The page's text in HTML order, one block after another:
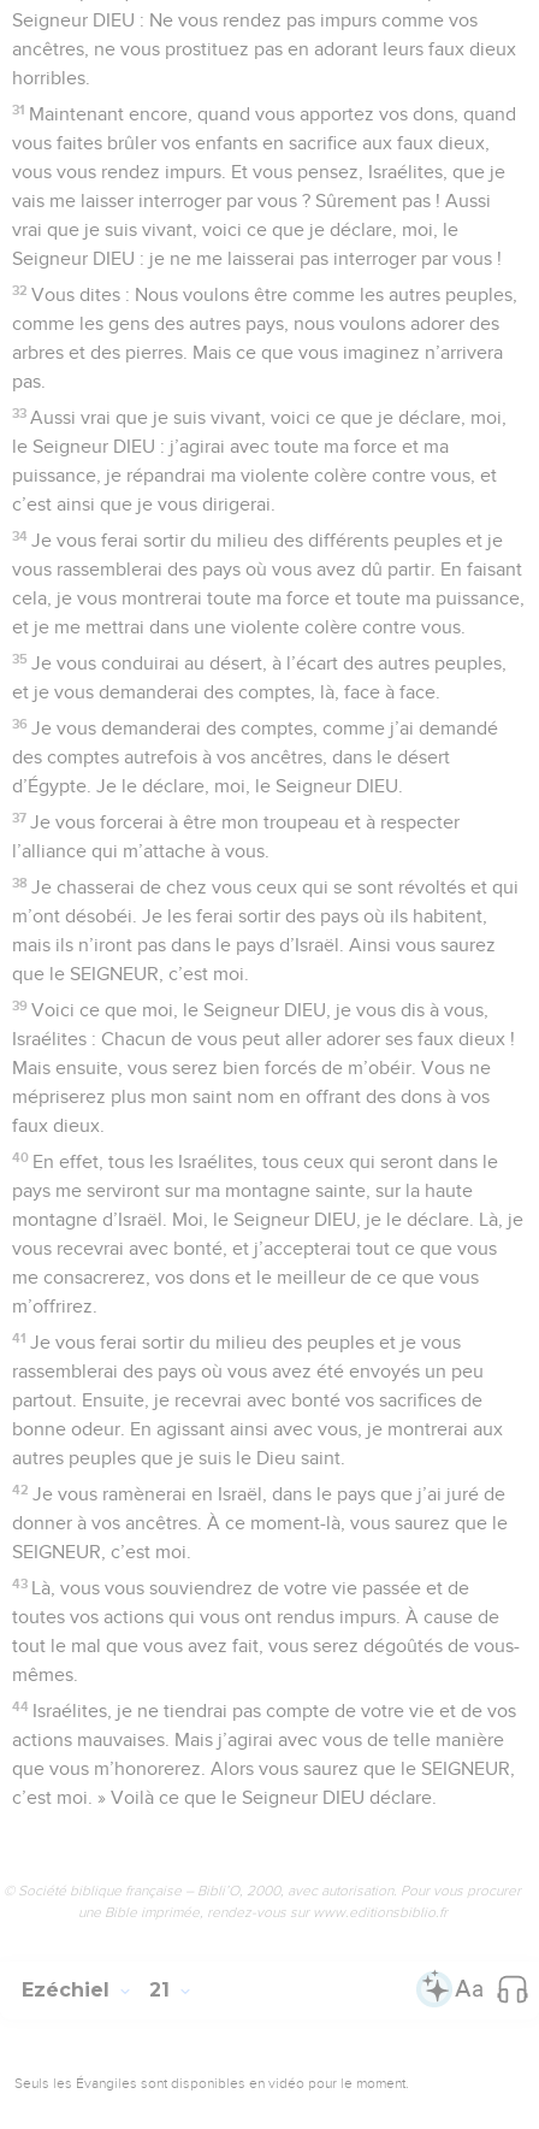
Seigneur DIEU : Ne vous rendez pas impurs comme vos
ancêtres, ne vous prostituez pas en adorant leurs faux dieux
horribles.
31 Maintenant encore, quand vous apportez vos dons, quand
vous faites brûler vos enfants en sacrifice aux faux dieux,
vous vous rendez impurs. Et vous pensez, Israélites, que je
vais me laisser interroger par vous ? Sûrement pas ! Aussi
vrai que je suis vivant, voici ce que je déclare, moi, le
Seigneur DIEU : je ne me laisserai pas interroger par vous !
32 Vous dites : Nous voulons être comme les autres peuples,
comme les gens des autres pays, nous voulons adorer des
arbres et des pierres. Mais ce que vous imaginez n’arrivera
pas.
33 Aussi vrai que je suis vivant, voici ce que je déclare, moi,
le Seigneur DIEU : j’agirai avec toute ma force et ma
puissance, je répandrai ma violente colère contre vous, et
c’est ainsi que je vous dirigerai.
34 Je vous ferai sortir du milieu des différents peuples et je
vous rassemblerai des pays où vous avez dû partir. En faisant
cela, je vous montrerai toute ma force et toute ma puissance,
et je me mettrai dans une violente colère contre vous.
35 Je vous conduirai au désert, à l’écart des autres peuples,
et je vous demanderai des comptes, là, face à face.
36 Je vous demanderai des comptes, comme j’ai demandé
des comptes autrefois à vos ancêtres, dans le désert
d’Égypte. Je le déclare, moi, le Seigneur DIEU.
37 Je vous forcerai à être mon troupeau et à respecter
l’alliance qui m’attache à vous.
38 Je chasserai de chez vous ceux qui se sont révoltés et qui
m’ont désobéi. Je les ferai sortir des pays où ils habitent,
mais ils n’iront pas dans le pays d’Israël. Ainsi vous saurez
que le SEIGNEUR, c’est moi.
39 Voici ce que moi, le Seigneur DIEU, je vous dis à vous,
Israélites : Chacun de vous peut aller adorer ses faux dieux !
Mais ensuite, vous serez bien forcés de m’obéir. Vous ne
mépriserez plus mon saint nom en offrant des dons à vos
faux dieux.
40 En effet, tous les Israélites, tous ceux qui seront dans le
pays me serviront sur ma montagne sainte, sur la haute
montagne d’Israël. Moi, le Seigneur DIEU, je le déclare. Là, je
vous recevrai avec bonté, et j’accepterai tout ce que vous
me consacrerez, vos dons et le meilleur de ce que vous
m’offrirez.
41 Je vous ferai sortir du milieu des peuples et je vous
rassemblerai des pays où vous avez été envoyés un peu
partout. Ensuite, je recevrai avec bonté vos sacrifices de
bonne odeur. En agissant ainsi avec vous, je montrerai aux
autres peuples que je suis le Dieu saint.
42 Je vous ramènerai en Israël, dans le pays que j’ai juré de
donner à vos ancêtres. À ce moment-là, vous saurez que le
SEIGNEUR, c’est moi.
43 Là, vous vous souviendrez de votre vie passée et de
toutes vos actions qui vous ont rendus impurs. À cause de
tout le mal que vous avez fait, vous serez dégoûtés de vous-
mêmes.
44 Israélites, je ne tiendrai pas compte de votre vie et de vos
actions mauvaises. Mais j’agirai avec vous de telle manière
que vous m’honorerez. Alors vous saurez que le SEIGNEUR,
c’est moi. » Voilà ce que le Seigneur DIEU déclare.
© Société biblique française – Bibli’O, 2000, avec autorisation. Pour vous procurer
une Bible imprimée, rendez-vous sur www.editionsbiblio.fr
Ezéchiel 21
Seuls les Évangiles sont disponibles en vidéo pour le moment.